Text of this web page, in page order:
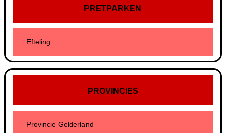
PRETPARKEN
Efteling
PROVINCIES
Provincie Gelderland